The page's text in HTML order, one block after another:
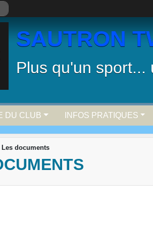
SAUTRON
Plus qu'un sport...
DU CLUB INFOS PRATIQUES
Les documents
cookies